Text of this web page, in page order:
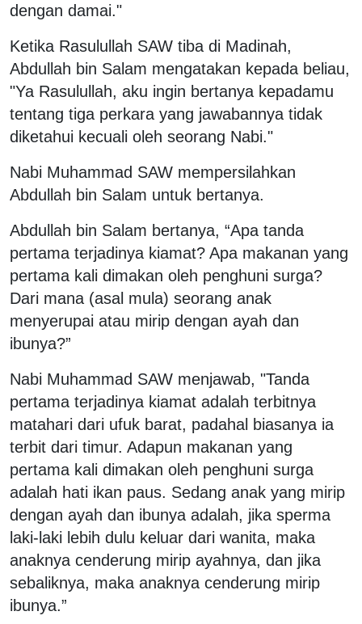
dengan damai."
Ketika Rasulullah SAW tiba di Madinah,
Abdullah bin Salam mengatakan kepada beliau,
"Ya Rasulullah, aku ingin bertanya kepadamu
tentang tiga perkara yang jawabannya tidak
diketahui kecuali oleh seorang Nabi."
Nabi Muhammad SAW mempersilahkan
Abdullah bin Salam untuk bertanya.
Abdullah bin Salam bertanya, “Apa tanda
pertama terjadinya kiamat? Apa makanan yang
pertama kali dimakan oleh penghuni surga?
Dari mana (asal mula) seorang anak
menyerupai atau mirip dengan ayah dan
ibunya?”
Nabi Muhammad SAW menjawab, "Tanda
pertama terjadinya kiamat adalah terbitnya
matahari dari ufuk barat, padahal biasanya ia
terbit dari timur. Adapun makanan yang
pertama kali dimakan oleh penghuni surga
adalah hati ikan paus. Sedang anak yang mirip
dengan ayah dan ibunya adalah, jika sperma
laki-laki lebih dulu keluar dari wanita, maka
anaknya cenderung mirip ayahnya, dan jika
sebaliknya, maka anaknya cenderung mirip
ibunya.”